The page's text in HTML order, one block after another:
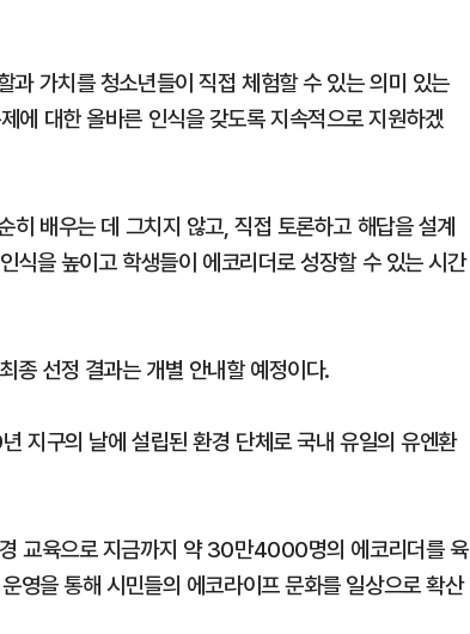
가치를 청소년들이 직접 체험할 수 있는 의미 있는
에 대한 올바른 인식을 갖도록 지속적으로 지원하겠
배우는 데 그치지 않고, 직접 토론하고 해답을 설계
식을 높이고 학생들이 에코리더로 성장할 수 있는 시간
종 선정 결과는 개별 안내할 예정이다.
지구의 날에 설립된 환경 단체로 국내 유일의 유엔환
교육으로 지금까지 약 30만4000명의 에코리더를 육
영을 통해 시민들의 에코라이프 문화를 일상으로 확산